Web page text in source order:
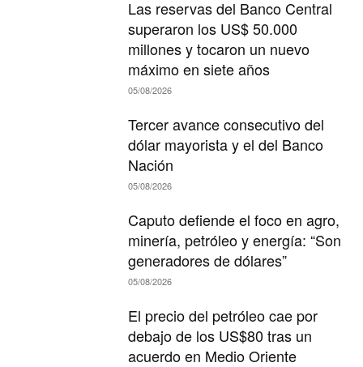
Las reservas del Banco Central
superaron los US$ 50.000
millones y tocaron un nuevo
máximo en siete años
05/08/2026
Tercer avance consecutivo del
dólar mayorista y el del Banco
Nación
05/08/2026
Caputo defiende el foco en agro,
minería, petróleo y energía: “Son
generadores de dólares”
05/08/2026
El precio del petróleo cae por
debajo de los US$80 tras un
acuerdo en Medio Oriente